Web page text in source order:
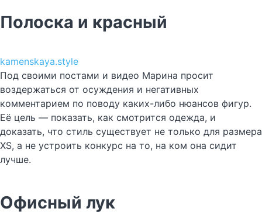
Полоска и красный
kamenskaya.style
Под своими постами и видео Марина просит
воздержаться от осуждения и негативных
комментарием по поводу каких-либо нюансов фигур.
Её цель — показать, как смотрится одежда, и
доказать, что стиль существует не только для размера
XS, а не устроить конкурс на то, на ком она сидит
лучше.
Офисный лук